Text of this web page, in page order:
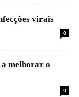
virais
0
melhorar o
0